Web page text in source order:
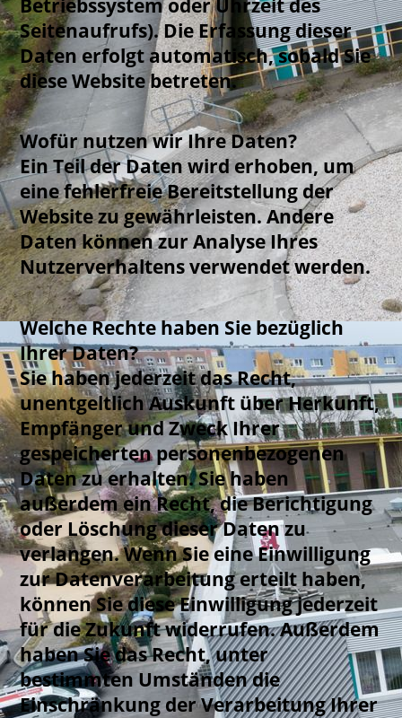
Betriebssystem oder Uhrzeit des
Seitenaufrufs). Die Erfassung dieser
Daten erfolgt automatisch, sobald Sie
diese Website betreten.
Wofür nutzen wir Ihre Daten?
Ein Teil der Daten wird erhoben, um
eine fehlerfreie Bereitstellung der
Website zu gewährleisten. Andere
Daten können zur Analyse Ihres
Nutzerverhaltens verwendet werden.
Welche Rechte haben Sie bezüglich
Ihrer Daten?
Sie haben jederzeit das Recht,
unentgeltlich Auskunft über Herkunft,
Empfänger und Zweck Ihrer
gespeicherten personenbezogenen
Daten zu erhalten. Sie haben
außerdem ein Recht, die Berichtigung
oder Löschung dieser Daten zu
verlangen. Wenn Sie eine Einwilligung
zur Datenverarbeitung erteilt haben,
können Sie diese Einwilligung jederzeit
für die Zukunft widerrufen. Außerdem
haben Sie das Recht, unter
bestimmten Umständen die
Einschränkung der Verarbeitung Ihrer